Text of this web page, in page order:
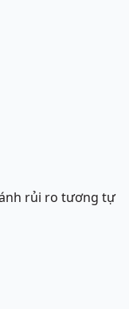
rủi ro tương tự